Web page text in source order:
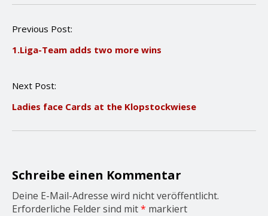
P
s
a
i
o
n
Previous Post:
1.Liga-Team adds two more wins
Next Post:
Ladies face Cards at the Klopstockwiese
Schreibe einen Kommentar
Deine E-Mail-Adresse wird nicht veröffentlicht.
Erforderliche Felder sind mit* markiert